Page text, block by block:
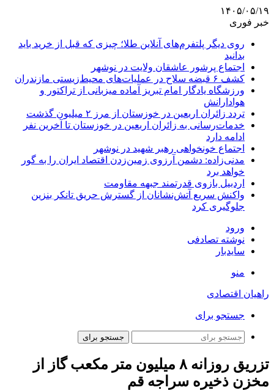
۱۴۰۵/۰۵/۱۹
خبر فوری
روی دیگر پلتفرم‌های آنلاین طلا؛ چیزی که قبل از خرید باید
بدانید
اجتماع پرشور عاشقان ولایت در نوشهر
کشف ۶ قبضه سلاح در عملیات‌های محیط‌زیستی مازندران
ورزشگاه یادگار امام تبریز آماده میزبانی از تراکتور و
هوادارانش
تردد زائران اربعین در خوزستان از مرز ۲ میلیون گذشت
خدمات‌رسانی به زائران اربعین در خوزستان تا آخرین نفر
ادامه دارد
اجتماع خونخواهی رهبر شهید در نوشهر
مدنی‌زاده: دشمن آرزوی زمین‌زدن اقتصاد ایران را به گور
خواهد برد
اردبیل بازوی قدرتمند جبهه مقاومت
واکنش سریع آتش‌نشانان از گسترش حریق تانکر بنزین
جلوگیری کرد
ورود
نوشته تصادفی
سایدبار
منو
راهیان اقتصادی
جستجو برای
جستجو برای
تزریق روزانه ۸ میلیون متر مکعب گاز از
مخزن ذخیره سراجه قم